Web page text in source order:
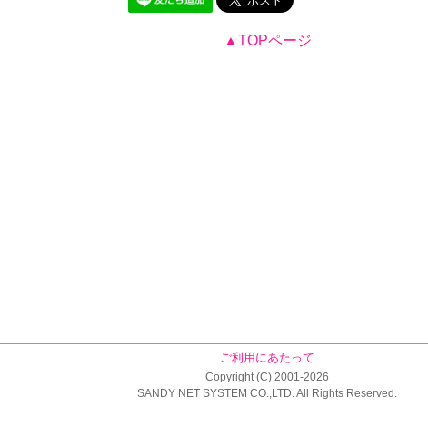
▲TOPページ
ご利用にあたって
Copyright (C) 2001-2026
SANDY NET SYSTEM CO.,LTD. All Rights Reserved.